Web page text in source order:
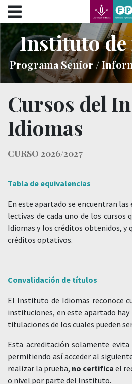
???label.access.jump.content???
???label.access.jump.header???
???label.access.jump.footer???
???label.access.jump.menu???
Instituto
Programa Senior /
Cursos del
Idiomas
CURSO 2026/2027
Tabla de equivalencias
En este apartado se encuentran
lectivas de cada uno de los
Idiomas y los créditos obtenidos, y
créditos optativos.
Convalidación de títulos
El Instituto de Idiomas reconoce
instituciones, en este apartado
titulaciones de los cuales pueden
Esta acreditación solamente
permitiendo así acceder al
realizar la prueba, no certifica el
o nivel por parte del Instituto.